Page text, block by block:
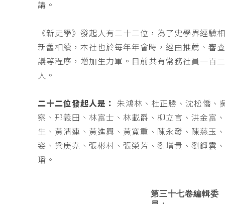
講。
《新史學》發起人有二十二位，為了史學界經驗
新舊相續，本社也於每年年會時，經由推薦、審
議等程序，增加生力軍。目前共有常務社員一百
人。
二十二位發起人是：
朱鴻林、杜正勝、沈松僑、
察、邢義田、林富士、林載爵、柳立言、洪金富
生、黃清連、黃進興、黃寬重、陳永發、陳慈玉
姿、梁庚堯、張彬村、張榮芳、劉增貴、劉錚雲
璠。
第三十七卷編輯委